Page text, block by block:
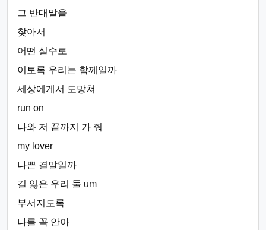
그 반대말을
찾아서
어떤 실수로
이토록 우리는 함께일까
세상에게서 도망쳐
run on
나와 저 끝까지 가 줘
my lover
나쁜 결말일까
길 잃은 우리 둘 um
부서지도록
나를 꼭 안아